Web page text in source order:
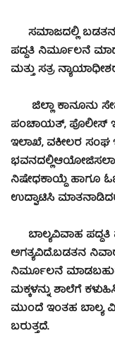
ಸಮಾಜದಲ್ಲಿ ಬಡತನ
ಪದ್ಧತಿ ನಿರ್ಮೂಲನೆ
ಮತ್ತು ಸತ್ರ
ಜಿಲ್ಲಾ ಕಾನೂನು
ಪಂಚಾಯತ್, ಪೊಲೀಸ್
ಇಲಾಖೆ, ವಕೀಲರ
ನಿಷೇಧಕಾಯ್ದೆ ಹಾಗೂ
ಉದ್ಘಾಟಿಸಿ
ಬಾಲ್ಯವಿವಾಹ ಪದ್ದತಿ
ಅಗತ್ಯವಿದೆ.ಬಡತನ
ನಿರ್ಮೂಲನೆ
ಮಕ್ಕಳನ್ನು ಶಾಲೆಗೆ
ಮುಂದೆ ಇಂತಹ ಬಾಲ್ಯ
ಬರುತ್ತದೆ.